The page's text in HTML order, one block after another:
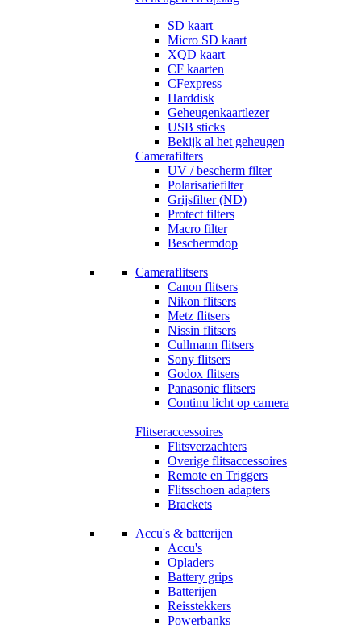
SD kaart
Micro SD kaart
XQD kaart
CF kaarten
CFexpress
Harddisk
Geheugenkaartlezer
USB sticks
Bekijk al het geheugen
Camerafilters
UV / bescherm filter
Polarisatiefilter
Grijsfilter (ND)
Protect filters
Macro filter
Beschermdop
Cameraflitsers
Canon flitsers
Nikon flitsers
Metz flitsers
Nissin flitsers
Cullmann flitsers
Sony flitsers
Godox flitsers
Panasonic flitsers
Continu licht op camera
Flitseraccessoires
Flitsverzachters
Overige flitsaccessoires
Remote en Triggers
Flitsschoen adapters
Brackets
Accu's & batterijen
Accu's
Opladers
Battery grips
Batterijen
Reisstekkers
Powerbanks